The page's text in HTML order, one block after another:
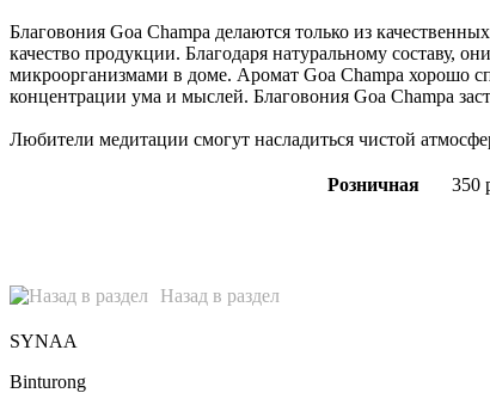
Благовония Goa Champa делаются только из
качество продукции. Благодаря натуральному составу,
микроорганизмами в доме. Аромат Goa Champa хорошо
концентрации ума и мыслей. Благовония Goa Champa
Любители медитации смогут насладиться чистой
Розничная 350
Назад в раздел
SYNAA
Binturong